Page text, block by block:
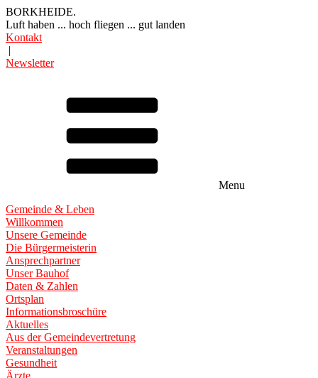
BORKHEIDE.
Luft haben ... hoch fliegen ... gut landen
Kontakt
|
Newsletter
Menu
Gemeinde & Leben
Willkommen
Unsere Gemeinde
Die Bürgermeisterin
Ansprechpartner
Unser Bauhof
Daten & Zahlen
Ortsplan
Informationsbroschüre
Aktuelles
Aus der Gemeindevertretung
Veranstaltungen
Gesundheit
Ärzte